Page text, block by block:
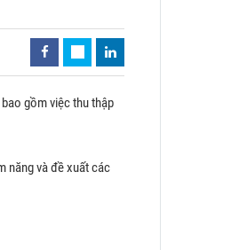
gồm việc thu thập
năng và đề xuất các